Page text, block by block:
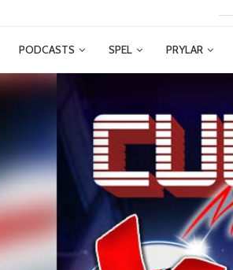
PODCASTS SPEL PRYLAR